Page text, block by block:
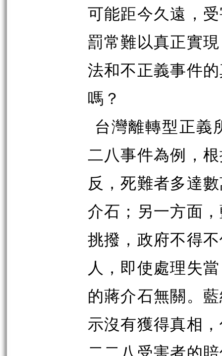
可能距今久遠，
罰常難以真正實
法和不正義事件
嗎？
台灣離轉型正義
二八事件為例，
反，死難者多達
介石；另一方面
挑撥，政府不得
人，即使處理失
的蔣介石無關。
示沒有獲得真相